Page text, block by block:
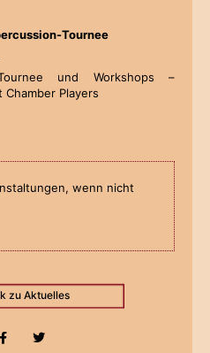
Tournee
und Workshops –
Chamber Players
wenn nicht
zu Aktuelles